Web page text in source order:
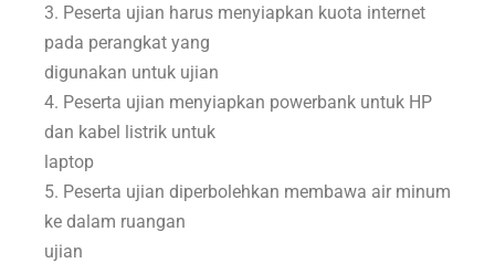
3. Peserta ujian harus menyiapkan kuota internet
pada perangkat yang
digunakan untuk ujian
4. Peserta ujian menyiapkan powerbank untuk HP
dan kabel listrik untuk
laptop
5. Peserta ujian diperbolehkan membawa air minum
ke dalam ruangan
ujian